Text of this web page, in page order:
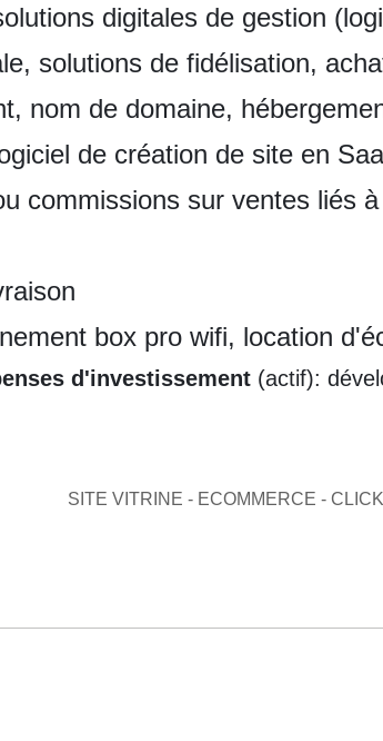
digitales de gestion
solutions de fidélisation,
nom de domaine,
de création de site en
commissions sur ventes liés
box pro wifi, location
d'investissement (actif):
SITE VITRINE - ECOMMERCE -